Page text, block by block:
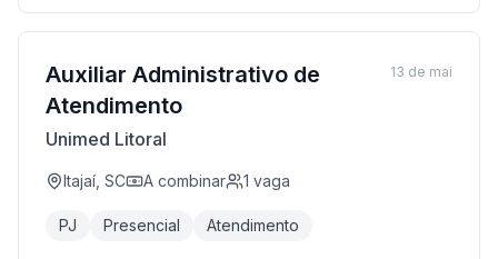
Auxiliar Administrativo de
Atendimento
Unimed Litoral
Itajaí, SC A combinar 1 vaga
PJ Presencial Atendimento
13 de mai